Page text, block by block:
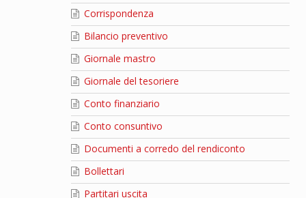
Corrispondenza
Bilancio preventivo
Giornale mastro
Giornale del tesoriere
Conto finanziario
Conto consuntivo
Documenti a corredo del rendiconto
Bollettari
Partitari uscita